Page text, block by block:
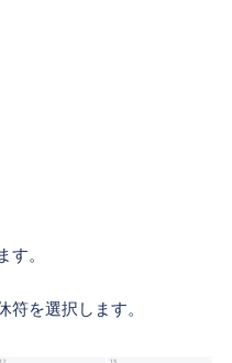
す。
符を選択します。